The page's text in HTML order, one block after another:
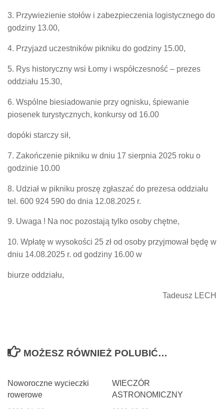
3. Przywiezienie stołów i zabezpieczenia logistycznego do
godziny 13.00,
4. Przyjazd uczestników pikniku do godziny 15.00,
5. Rys historyczny wsi Łomy i współczesność – prezes
oddziału 15.30,
6. Wspólne biesiadowanie przy ognisku, śpiewanie
piosenek turystycznych, konkursy od 16.00
dopóki starczy sił,
7. Zakończenie pikniku w dniu 17 sierpnia 2025 roku o
godzinie 10.00
8. Udział w pikniku proszę zgłaszać do prezesa oddziału
tel. 600 924 590 do dnia 12.08.2025 r.
9. Uwaga ! Na noc pozostają tylko osoby chętne,
10. Wpłatę w wysokości 25 zł od osoby przyjmował będę w
dniu 14.08.2025 r. od godziny 16.00 w
biurze oddziału,
Tadeusz LECH
MOŻESZ RÓWNIEŻ POLUBIĆ…
Noworoczne wycieczki
rowerowe
WIECZÓR
ASTRONOMICZNY